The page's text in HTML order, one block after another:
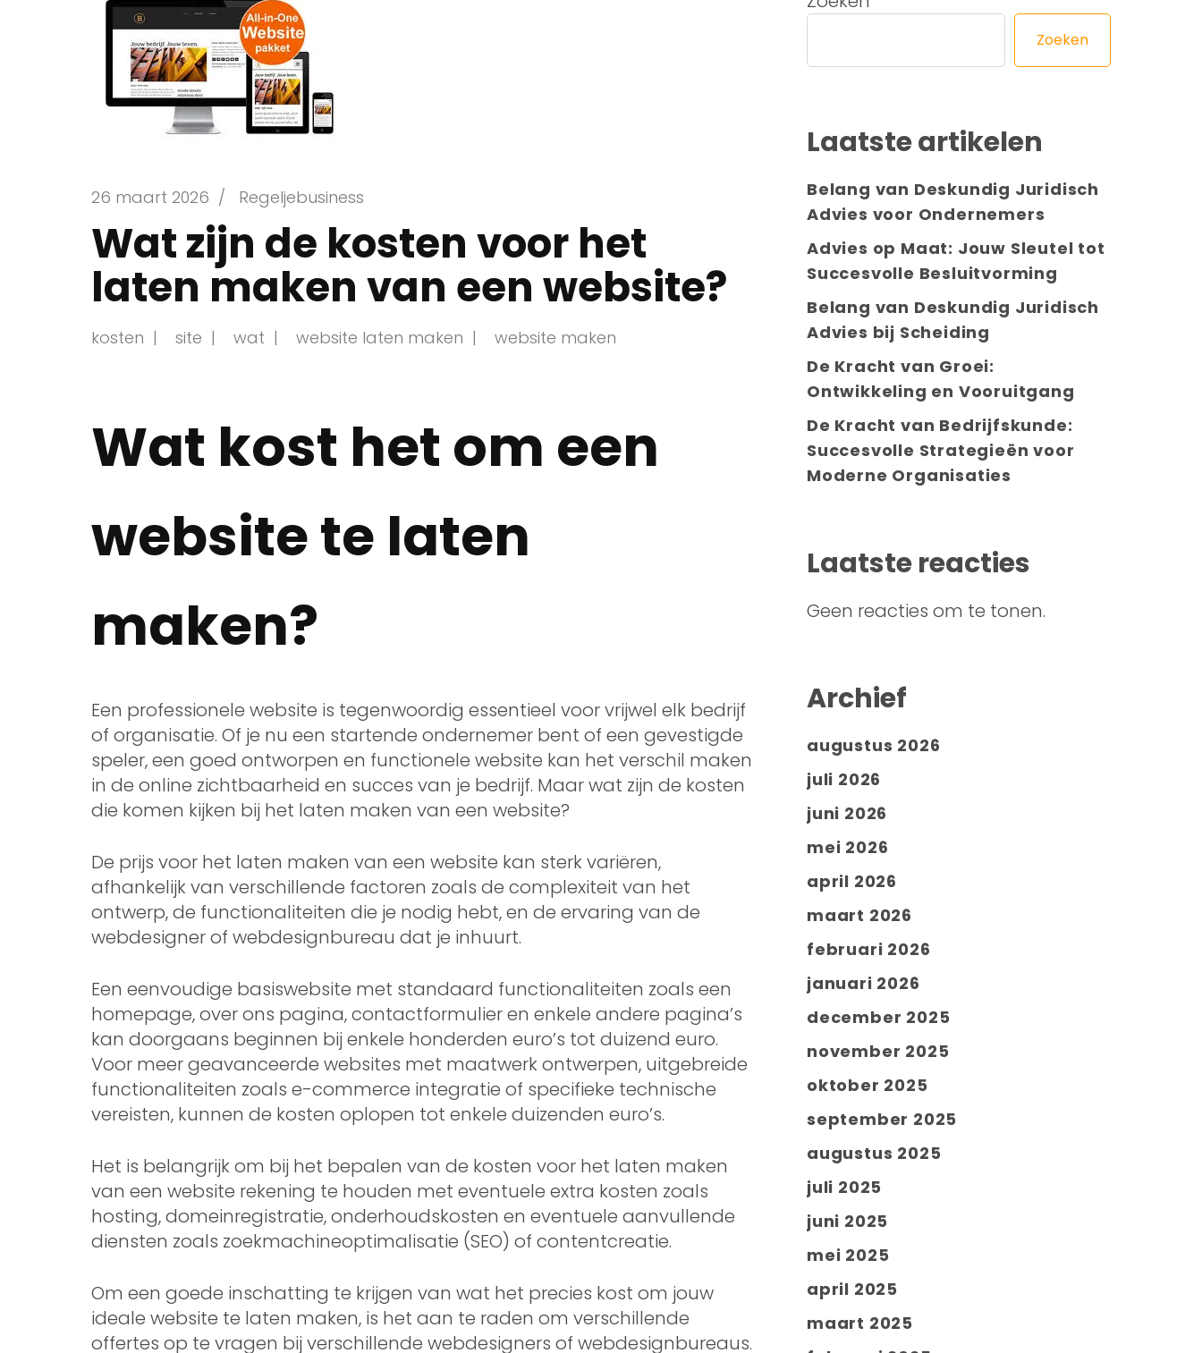
26 maart 2026 / Regeljebusiness
Wat zijn de kosten voor het
laten maken van een website?
kosten site wat website laten maken website maken
Wat kost het om een
website te laten
maken?
Een professionele website is tegenwoordig essentieel voor vrijwel elk bedrijf
of organisatie. Of je nu een startende ondernemer bent of een gevestigde
speler, een goed ontworpen en functionele website kan het verschil maken
in de online zichtbaarheid en succes van je bedrijf. Maar wat zijn de kosten
die komen kijken bij het laten maken van een website?
De prijs voor het laten maken van een website kan sterk variëren,
afhankelijk van verschillende factoren zoals de complexiteit van het
ontwerp, de functionaliteiten die je nodig hebt, en de ervaring van de
webdesigner of webdesignbureau dat je inhuurt.
Een eenvoudige basiswebsite met standaard functionaliteiten zoals een
homepage, over ons pagina, contactformulier en enkele andere pagina’s
kan doorgaans beginnen bij enkele honderden euro’s tot duizend euro.
Voor meer geavanceerde websites met maatwerk ontwerpen, uitgebreide
functionaliteiten zoals e-commerce integratie of specifieke technische
vereisten, kunnen de kosten oplopen tot enkele duizenden euro’s.
Het is belangrijk om bij het bepalen van de kosten voor het laten maken
van een website rekening te houden met eventuele extra kosten zoals
hosting, domeinregistratie, onderhoudskosten en eventuele aanvullende
diensten zoals zoekmachineoptimalisatie (SEO) of contentcreatie.
Om een goede inschatting te krijgen van wat het precies kost om jouw
ideale website te laten maken, is het aan te raden om verschillende
offertes op te vragen bij verschillende webdesigners of webdesignbureaus.
Zoeken
Laatste artikelen
Belang van Deskundig Juridisch
Advies voor Ondernemers
Advies op Maat: Jouw Sleutel tot
Succesvolle Besluitvorming
Belang van Deskundig Juridisch
Advies bij Scheiding
De Kracht van Groei:
Ontwikkeling en Vooruitgang
De Kracht van Bedrijfskunde:
Succesvolle Strategieën voor
Moderne Organisaties
Laatste reacties
Geen reacties om te tonen.
Archief
augustus 2026
juli 2026
juni 2026
mei 2026
april 2026
maart 2026
februari 2026
januari 2026
december 2025
november 2025
oktober 2025
september 2025
augustus 2025
juli 2025
juni 2025
mei 2025
april 2025
maart 2025